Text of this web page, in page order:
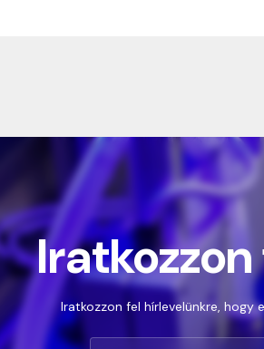
Iratkozzon fel hírlevelünkre, hogy